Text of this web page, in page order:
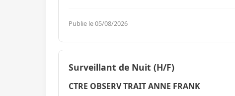
Publie le 05/08/2026
Surveillant de Nuit (H/F)
CTRE OBSERV TRAIT ANNE FRANK